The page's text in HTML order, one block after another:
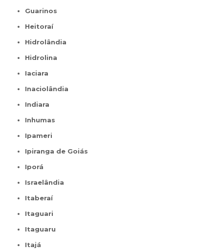
Guarinos
Heitoraí
Hidrolândia
Hidrolina
Iaciara
Inaciolândia
Indiara
Inhumas
Ipameri
Ipiranga de Goiás
Iporá
Israelândia
Itaberaí
Itaguari
Itaguaru
Itajá